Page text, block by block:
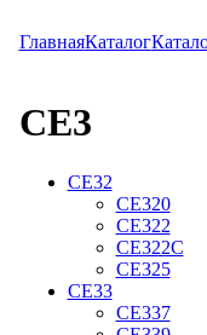
ГлавнаяКаталог
CE3
CE32
CE320
CE322
CE322C
CE325
CE33
CE337